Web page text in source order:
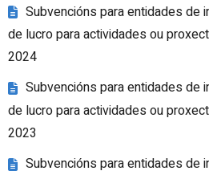
Subvencións para entidades de
de lucro para actividades ou
2024
Subvencións para entidades de
de lucro para actividades ou
2023
Subvencións para entidades de